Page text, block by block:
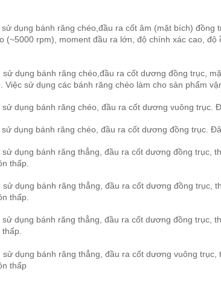
dụng bánh răng chéo,đầu ra cốt âm (mặt bích)
(~5000 rpm), moment đầu ra lớn, độ chính xác cao,
dụng bánh răng chéo,đầu ra cốt dương đồng trục,
sử dụng các bánh răng chéo làm cho sản phẩm
dụng bánh răng chéo, đầu ra cốt dương vuông trục.
dụng bánh răng chéo, đầu ra cốt dương đồng trục.
dụng bánh răng thẳng, đầu ra cốt dương đồng trục,
thấp.
sử dụng bánh răng thẳng, đầu ra cốt dương đồng
thấp.
dụng bánh răng thẳng, đầu ra cốt dương đồng trục,
sử dụng bánh răng thẳng, đầu ra cốt dương vuông
thấp